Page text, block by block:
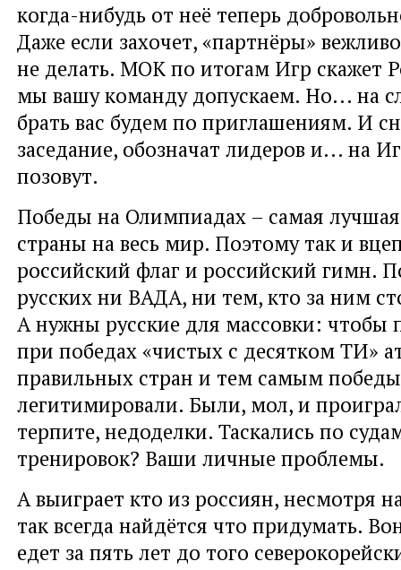
когда-нибудь от неё теперь
Даже если захочет, «партнёры»
не делать. МОК по итогам Игр скажет
мы вашу команду допускаем. Но... на
брать вас будем по приглашениям. И
заседание, обозначат лидеров и... на
позовут.
Победы на Олимпиадах – самая
страны на весь мир. Поэтому так и
российский флаг и российский гимн.
русских ни ВАДА, ни тем, кто за ним
А нужны русские для массовки: чтобы
при победах «чистых с десятком ТИ»
правильных стран и тем самым
легитимировали. Были, мол, и
терпите, недоделки. Таскались по
тренировок? Ваши личные проблемы.
А выиграет кто из россиян, несмотря
так всегда найдётся что придумать.
едет за пять лет до того